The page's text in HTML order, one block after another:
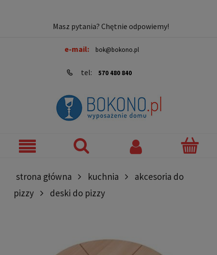
Masz pytania? Chętnie odpowiemy!
e-mail: bok@bokono.pl
tel: 570 480 840
strona główna kuchnia
akcesoria do
pizzy
deski do pizzy